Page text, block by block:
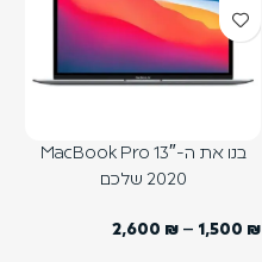
בנו את ה-MacBook Pro 13″
2020 שלכם
1,500 ₪
–
2,600 ₪